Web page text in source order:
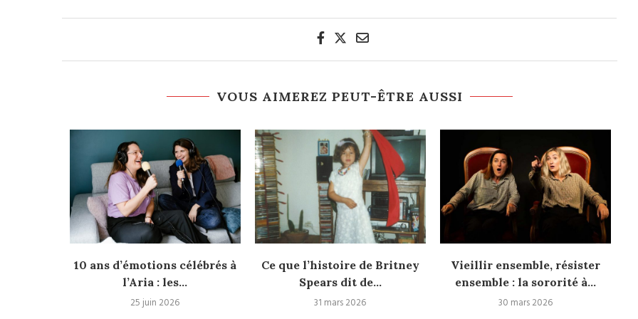
VOUS AIMEREZ PEUT-ÊTRE AUSSI
10 ans d’émotions célébrés à
l’Aria : les...
25 juin 2026
Ce que l’histoire de Britney
Spears dit de...
31 mars 2026
Vieillir ensemble, résister
ensemble : la sororité à...
30 mars 2026